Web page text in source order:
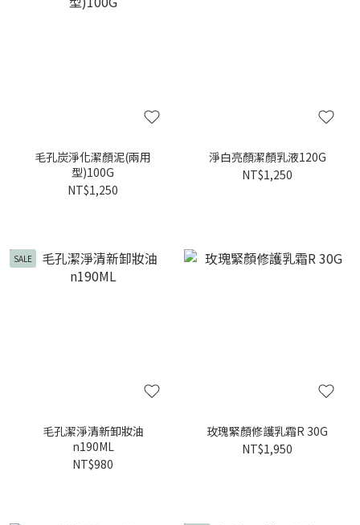
毛孔炭淨化潔顏泥(兩用
型)100G
NT$1,250
淨白亮顏潔顏乳液120G
NT$1,250
SALE
毛孔潔淨清新卸妝油
n190ML
NT$980
玫瑰緊顏修護乳霜R 30G
NT$1,950